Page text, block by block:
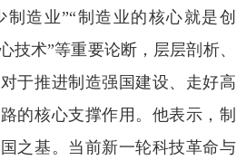
造业”“制造业的核心就是创
技术”等重要论断，层层剖析、
于推进制造强国建设、走好高
的核心支撑作用。他表示，制
之基。当前新一轮科技革命与